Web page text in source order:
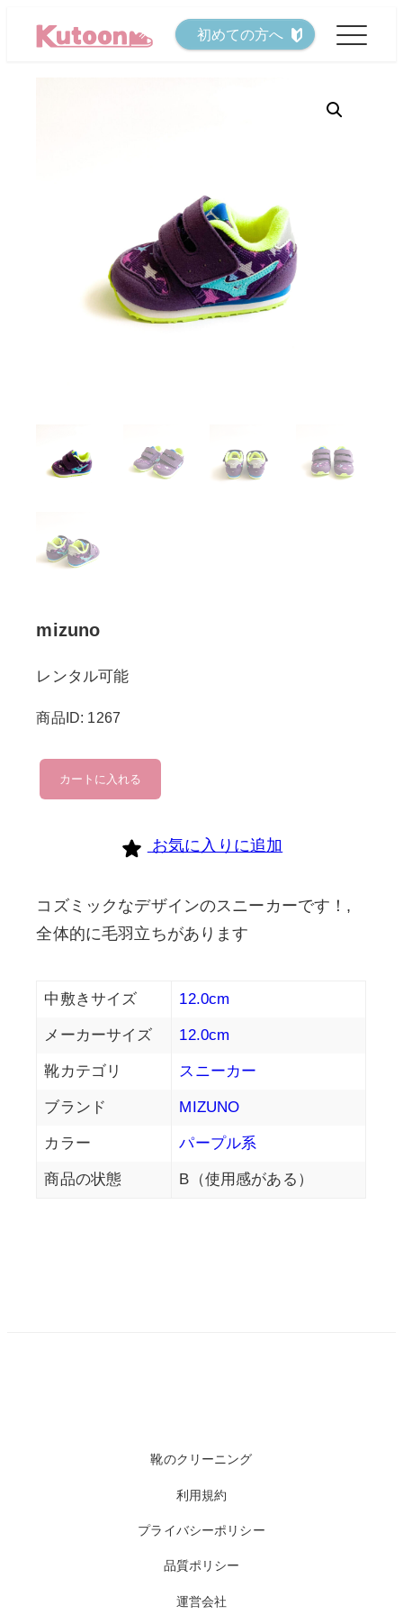
初めての方へ
mizuno
レンタル可能
商品ID: 1267
mizuno
個
カートに入れる
お気に入りに追加
コズミックなデザインのスニーカーです！,
全体的に毛羽立ちがあります
中敷きサイズ 12.0cm
メーカーサイズ 12.0cm
靴カテゴリ スニーカー
ブランド MIZUNO
カラー パープル系
商品の状態 B（使用感がある）
靴のクリーニング
利用規約
プライバシーポリシー
品質ポリシー
運営会社